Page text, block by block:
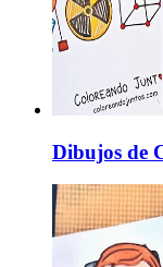
Dibujos de